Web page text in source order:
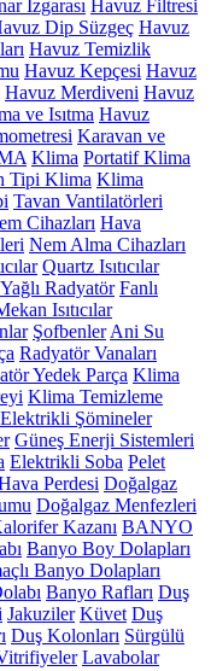
Izgarası Havuz Filtresi
Dip Süzgeç Havuz
Havuz Temizlik
Havuz Kepçesi Havuz
Havuz Merdiveni Havuz
ve Isıtma Havuz
Karavan ve
Klima Portatif Klima
Tipi Klima Klima
Tavan Vantilatörleri
Cihazları Hava
Nem Alma Cihazları
Quartz Isıtıcılar
Yağlı Radyatör Fanlı
Isıtıcılar
Şofbenler Ani Su
Radyatör Vanaları
Yedek Parça Klima
Klima Temizleme
Elektrikli Şömineler
Güneş Enerji Sistemleri
Elektrikli Soba Pelet
Perdesi Doğalgaz
Doğalgaz Menfezleri
Kazanı BANYO
Banyo Boy Dolapları
Banyo Dolapları
Banyo Rafları Duş
Jakuziler Küvet Duş
Duş Kolonları Sürgülü
Lavabolar